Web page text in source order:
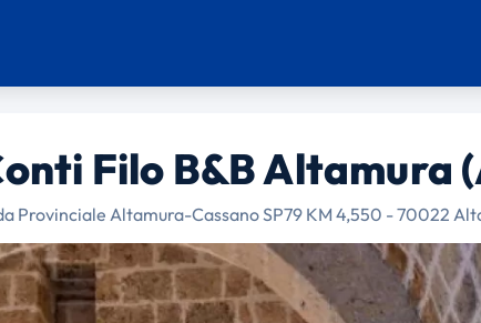
Filo B&B Altamura
Provinciale Altamura-Cassano SP79 KM 4,550 - 70022